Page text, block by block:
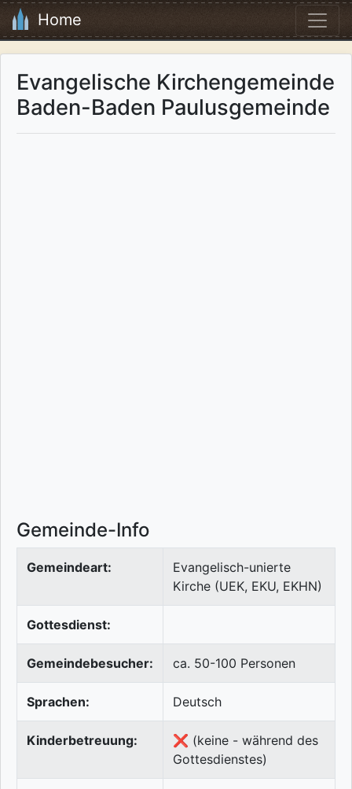
Home
Evangelische Kirchengemeinde
Baden-Baden Paulusgemeinde
Gemeinde-Info
Gemeindeart:
Evangelisch-unierte
Kirche (UEK, EKU, EKHN)
Gottesdienst:
Gemeindebesucher: ca. 50-100 Personen
Sprachen: Deutsch
Kinderbetreuung:
❌ (keine - während des
Gottesdienstes)